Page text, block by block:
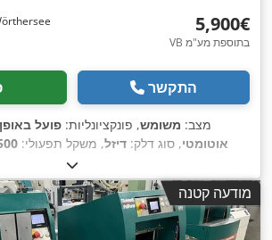
‏5,900 ‏€
VB בתוספת מע"מ
התקשר
מצב: משומש, פונקציונליות: פועל
אוטומטי, סוג דלק: דיזל, משקל תפעולי:
, שנת ייצור:
מודעה קטנה